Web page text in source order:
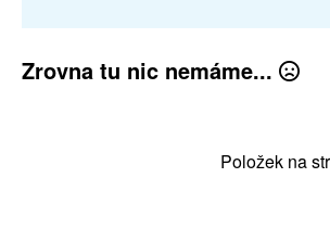
Zrovna tu nic nemáme...
Položek na